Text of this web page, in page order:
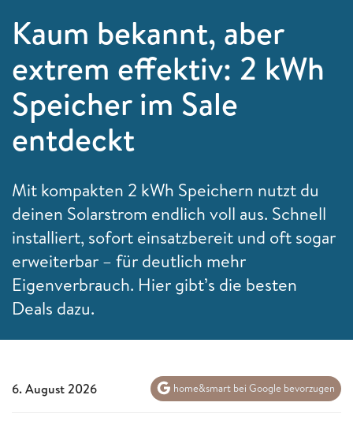
Kaum bekannt, aber
extrem effektiv: 2 kWh
Speicher im Sale
entdeckt
Mit kompakten 2 kWh Speichern nutzt du
deinen Solarstrom endlich voll aus. Schnell
installiert, sofort einsatzbereit und oft sogar
erweiterbar – für deutlich mehr
Eigenverbrauch. Hier gibt’s die besten
Deals dazu.
6. August 2026 home&smart bei Google bevorzugen